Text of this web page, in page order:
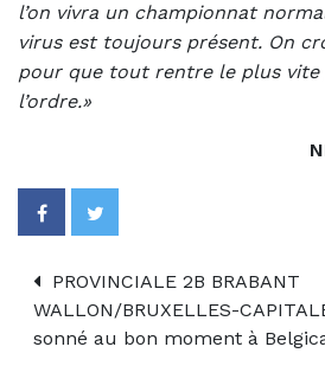
l’on vivra un championnat
virus est toujours présent. On
pour que tout rentre le plus vite
l’ordre.»
PROVINCIALE 2B BRABANT
WALLON/BRUXELLES-
sonné au bon moment à